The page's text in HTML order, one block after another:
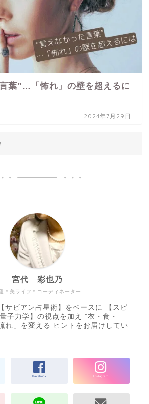
葉”…「怖れ」の壁を超えるに
2024年7月29日
＊美ライフ＊コーディネーター
宮代 彩也乃
サビアン占星術】をベースに 【スピ
子力学】の視点を加え ”衣・食・
れ」を変える ヒントをお届けしてい